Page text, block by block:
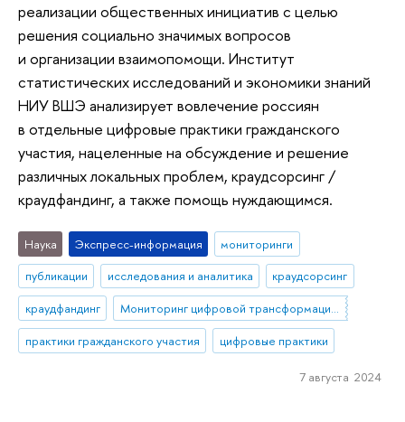
реализации общественных инициатив с целью
решения социально значимых вопросов
и организации взаимопомощи. Институт
статистических исследований и экономики знаний
НИУ ВШЭ анализирует вовлечение россиян
в отдельные цифровые практики гражданского
участия, нацеленные на обсуждение и решение
различных локальных проблем, краудсорсинг /
краудфандинг, а также помощь нуждающимся.
Наука Экспресс-информация
мониторинги
публикации
исследования и аналитика
краудсорсинг
краудфандинг
Мониторинг цифровой трансформации общества
практики гражданского участия
цифровые практики
7 августа 2024